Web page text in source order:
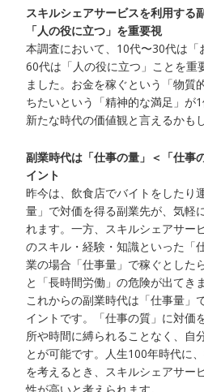
スキルシェアサービスを利用する
「人の役に立つ」を重要視
本調査において、10代〜30代は「
60代は「人の役に立つ」ことを重
ました。お金を稼ぐという「物質
ちたいという「精神的な満足」が1
新たな時代の価値観と言えるかも
副業時代は「仕事の量」＜「仕事
イント
昨今は、飲食店でバイトをしたり
量」で対価を得る副業先が、気軽
れます。一方、スキルシェアサー
のスキル・経験・知識といった「
業の場合「仕事量」で稼ぐとした
と「長時間労働」の危険が出てきま
これからの副業時代は「仕事量」
イントです。「仕事の質」に対価
所や時間に縛られることなく、自
とが可能です。人生100年時代に
を考えるとき、スキルシェアサー